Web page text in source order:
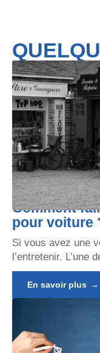
Comment
pour voiture
Si vous avez une
l’entretenir. L’une
En savoir plus